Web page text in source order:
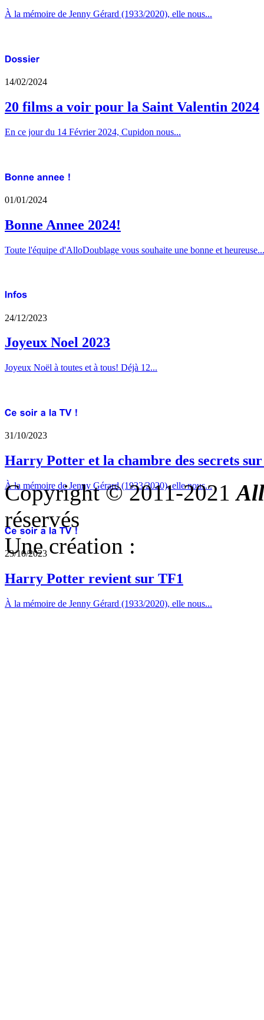
À la mémoire de Jenny Gérard (1933/2020), elle nous...
14/02/2024
20 films a voir pour la Saint Valentin 2024
En ce jour du 14 Février 2024, Cupidon nous...
01/01/2024
Bonne Annee 2024!
Toute l'équipe d'AlloDoublage vous souhaite une bonne et heureuse...
24/12/2023
Joyeux Noel 2023
Joyeux Noël à toutes et à tous! Déjà 12...
31/10/2023
Harry Potter et la chambre des secrets
À la mémoire de Jenny Gérard (1933/2020), elle nous...
23/10/2023
Harry Potter revient sur TF1
À la mémoire de Jenny Gérard (1933/2020), elle nous...
Copyright © 2011-2021
réservés
Une création :